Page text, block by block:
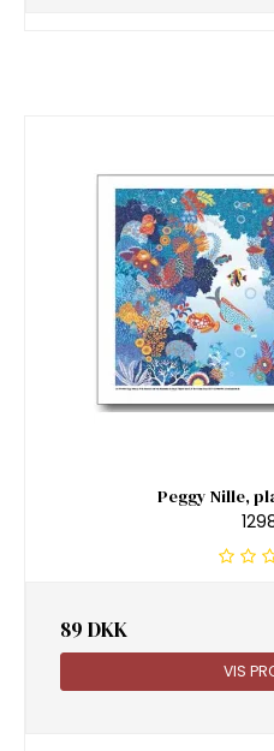
Peggy Nille,
89 DKK
VIS